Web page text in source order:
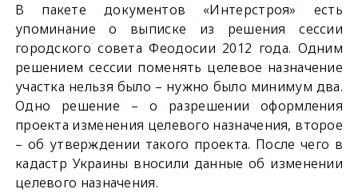
В пакете документов «Интерстроя» есть
упоминание о выписке из решения сессии
городского совета Феодосии 2012 года. Одним
решением сессии поменять целевое назначение
участка нельзя было – нужно было минимум два.
Одно решение – о разрешении оформления
проекта изменения целевого назначения, второе
– об утверждении такого проекта. После чего в
кадастр Украины вносили данные об изменении
целевого назначения.